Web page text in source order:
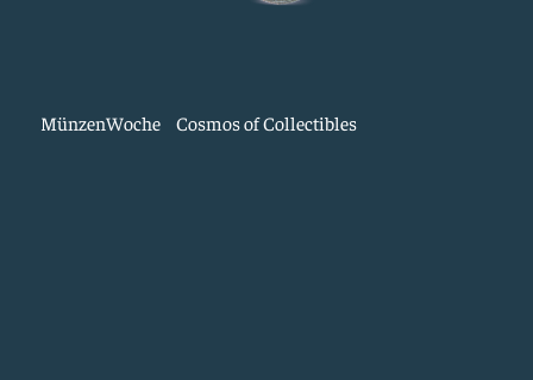
MünzenWoche Cosmos of Collectibles